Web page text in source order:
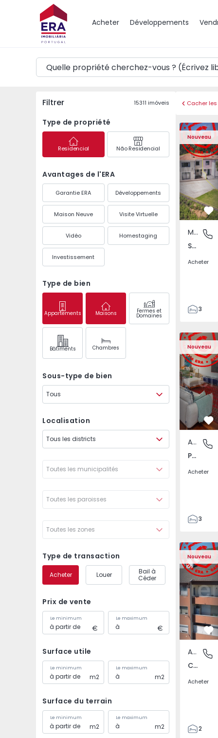
Acheter Développements
Carte
Filtrer 15311 imóveis
Type de propriété
Residencial Não Residencial
Avantages de l'ERA
Garantie ERA Développements
Maison Neuve Visite Virtuelle
Vidéo Homestaging
Investissement
Type de bien
Appartements Maisons Fermes et
Domaines
Bâtiments Chambres
Sous-type de bien
Tous
Localisation
Tous les districts
Toutes les municipalités
Toutes les paroisses
Toutes les zones
Type de transaction
Acheter Louer
Bail à
Céder
Prix de vente
Le minimum Le maximum
Surface utile
Le minimum
m2
Le maximum
m2
Surface du terrain
Le minimum
m2
Le maximum
m2
Cacher
Nouveau
Maison Jumelée T3
Maison
São
Maison Jumelée
São Mateus da Calheta, Ilha Terceira
Acheter
3
149
226
2
Nouveau
Appartement T3
Póvoa
Appartement
Póvoa de Varzim, Beiriz e Argivai, Porto
Acheter
3
138
153
2
Nouveau
Appartement T2
Covilhã
Appartement
Covilhã e Canhoso, Castelo Branco
Acheter
2